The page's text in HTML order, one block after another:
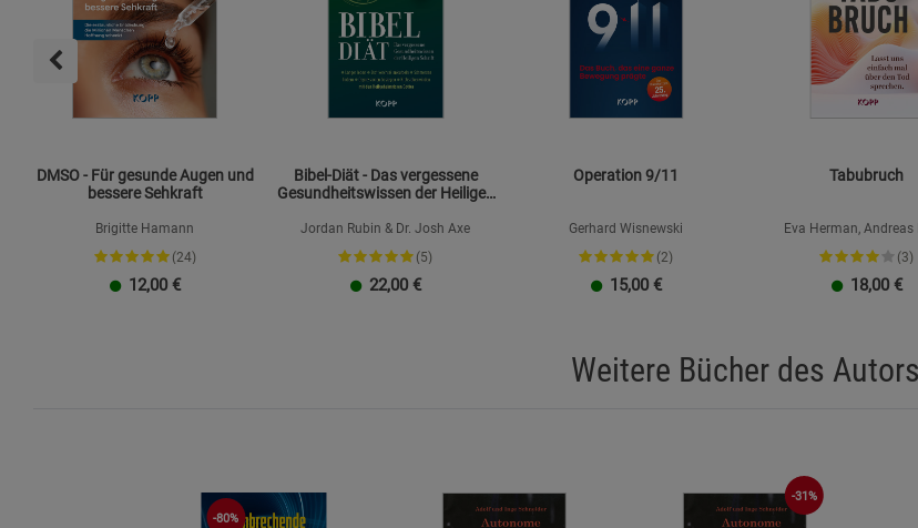
DMSO - Für gesunde Augen und
bessere Sehkraft
Brigitte Hamann
(24)
12,00 €
Bibel-Diät - Das vergessene
Gesundheitswissen der Heiligen
Jordan Rubin & Dr. Josh Axe
(5)
22,00 €
Operation 9/11
Gerhard Wisnewski
(2)
15,00 €
Tabubruch
Eva Herman, Andreas
(3)
18,00 €
Weitere Bücher des Autors
-80%
-31%
Statistik Cookies (2)
Cookie-Informationen
Marketing Cookies (3)
Cookie-Informationen anzeigen
Datenschutzerklärung